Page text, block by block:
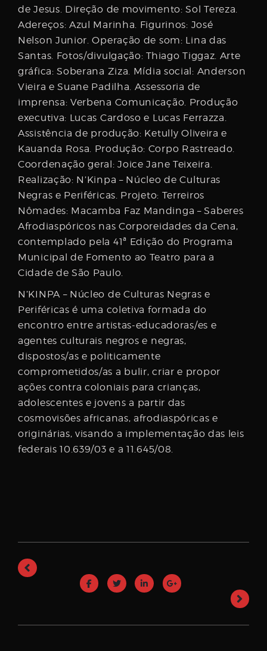
de Jesus. Direção de movimento: Sol Tereza.
Adereços: Azul Marinha. Figurinos: José
Nelson Junior. Operação de som: Lina das
Santas. Fotos/divulgação: Thiago Tiggaz. Arte
gráfica: Soberana Ziza. Mídia social: Anderson
Vieira e Suane Padilha. Assessoria de
imprensa: Verbena Comunicação. Produção
executiva: Lucas Cardoso e Lucas Ferrazza.
Assistência de produção: Ketully Oliveira e
Kauanda Rosa. Produção: Corpo Rastreado.
Coordenação geral: Joice Jane Teixeira.
Realização: N’Kinpa – Núcleo de Culturas
Negras e Periféricas. Projeto: Terreiros
Nômades: Macamba Faz Mandinga – Saberes
Afrodiaspóricos nas Corporeidades da Cena,
contemplado pela 41ª Edição do Programa
Municipal de Fomento ao Teatro para a
Cidade de São Paulo.
N’KINPA – Núcleo de Culturas Negras e
Periféricas é uma coletiva formada do
encontro entre artistas-educadoras/es e
agentes culturais negros e negras,
dispostos/as e politicamente
comprometidos/as a bulir, criar e propor
ações contra coloniais para crianças,
adolescentes e jovens a partir das
cosmovisões africanas, afrodiaspóricas e
originárias, visando a implementação das leis
federais 10.639/03 e a 11.645/08.